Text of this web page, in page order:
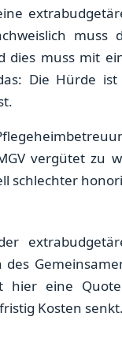
muss
dies muss mit
Die Hürde
vergütet zu
schlechter
hier eine
Kosten senkt.